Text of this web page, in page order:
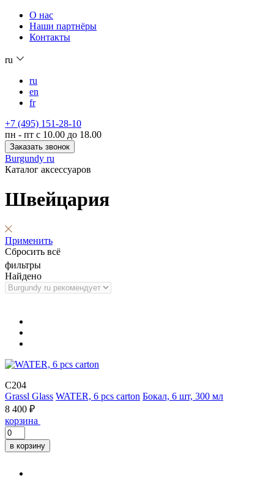
О нас
Наши партнёры
Контакты
ru
ru
en
fr
+7 (495) 151-28-10
пн - пт с 10.00 до 18.00
Заказать звонок
Burgundy ru
Каталог аксессуаров
Швейцария
Применить
Сбросить всё
фильтры
Найдено
C204
Grassl Glass WATER, 6 pcs carton Бокал, 6 шт, 300 мл
8 400 ₽
корзина
в корзину